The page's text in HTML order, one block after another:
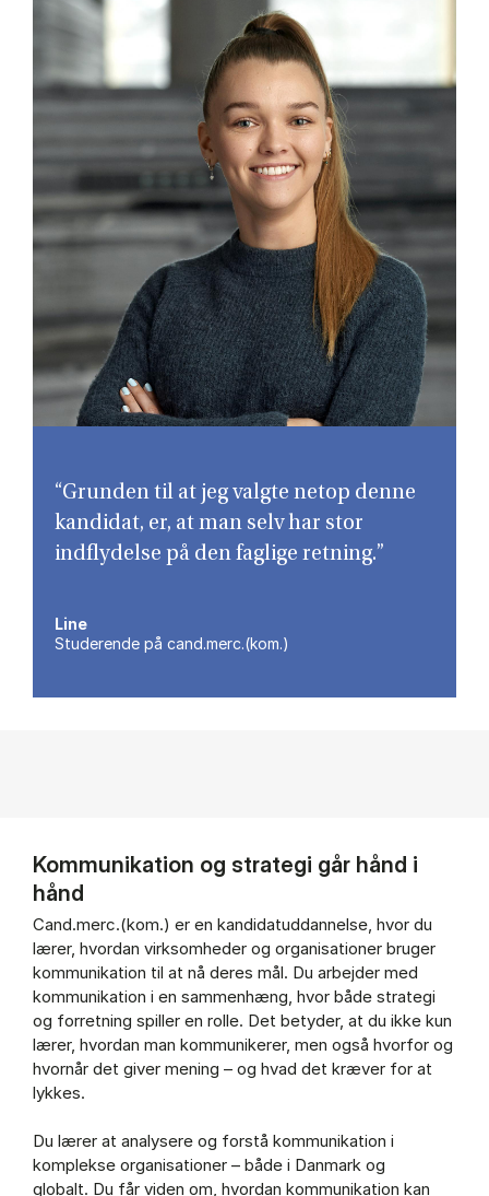
“Grunden til at jeg valgte netop denne
kandidat, er, at man selv har stor
indflydelse på den faglige retning.”
Line
Studerende på cand.merc.(kom.)
Kommunikation og strategi går hånd i
hånd
Cand.merc.(kom.) er en kandidatuddannelse, hvor du
lærer, hvordan virksomheder og organisationer bruger
kommunikation til at nå deres mål. Du arbejder med
kommunikation i en sammenhæng, hvor både strategi
og forretning spiller en rolle. Det betyder, at du ikke kun
lærer, hvordan man kommunikerer, men også hvorfor og
hvornår det giver mening – og hvad det kræver for at
lykkes.
Du lærer at analysere og forstå kommunikation i
komplekse organisationer – både i Danmark og
globalt. Du får viden om, hvordan kommunikation kan